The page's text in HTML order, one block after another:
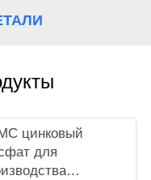
цинковый
для